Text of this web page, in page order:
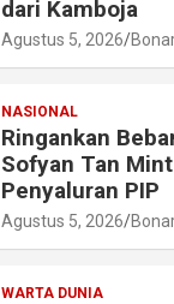
dari Kamboja
Agustus 5, 2026
NASIONAL
Ringankan
Sofyan Tan
Penyaluran PIP
Agustus 5, 2026
WARTA DUNIA